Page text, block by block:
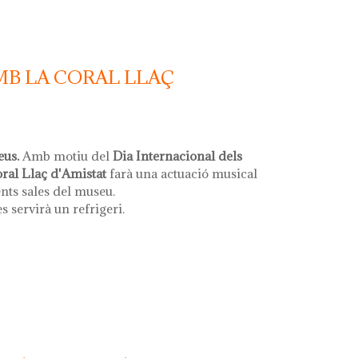
LA CORAL LLAÇ
Amb motiu del Dia Internacional dels
Llaç d'Amistatfarà una actuació musical
sales del museu.
servirà un refrigeri.